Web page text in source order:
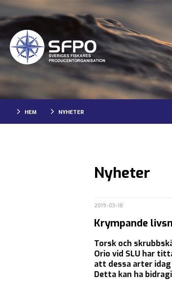
HEM NYHETER
Nyheter
2019-03-18
Krympande
Torsk och
Orio vid SLU har
att dessa arter
Detta kan ha